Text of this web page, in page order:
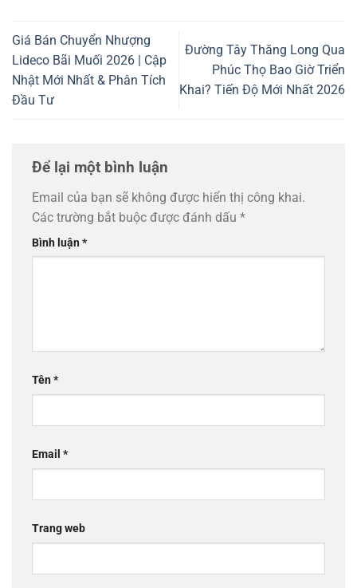
Giá Bán Chuyển Nhượng
Lideco Bãi Muối 2026 | Cập
Nhật Mới Nhất & Phân Tích
Đầu Tư
Đường Tây Thăng Long Qua
Phúc Thọ Bao Giờ Triển
Khai? Tiến Độ Mới Nhất 2026
Để lại một bình luận
Email của bạn sẽ không được hiển thị công khai.
Các trường bắt buộc được đánh dấu *
Bình luận*
Tên*
Email *
Trang web